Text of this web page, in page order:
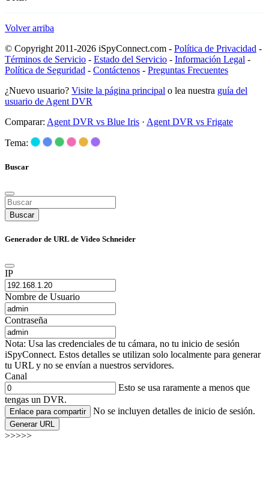
Volver arriba
© Copyright 2011-2026 iSpyConnect.com - Política de Privacidad -
Términos de Servicio - Estado del Servicio - Información Legal -
Política de Seguridad - Contáctenos - Preguntas Frecuentes
¿Nuevo usuario? Visite la página principal o lea nuestra guía del
usuario de Agent DVR
Comparar: Agent DVR vs Blue Iris · Agent DVR vs Frigate
Tema:
Buscar
Buscar
Generador de URL de Video Schneider
IP
Nombre de Usuario
Contraseña
Nota: Usa las credenciales de tu cámara, no tu inicio de sesión
iSpyConnect. Estos detalles se utilizan solo localmente para generar
tu URL y no se envían a nuestros servidores.
Canal
Esto se usa raramente a menos que
tengas un DVR.
Enlace para compartir No se incluyen detalles de inicio de sesión.
Generar URL
>>>>>